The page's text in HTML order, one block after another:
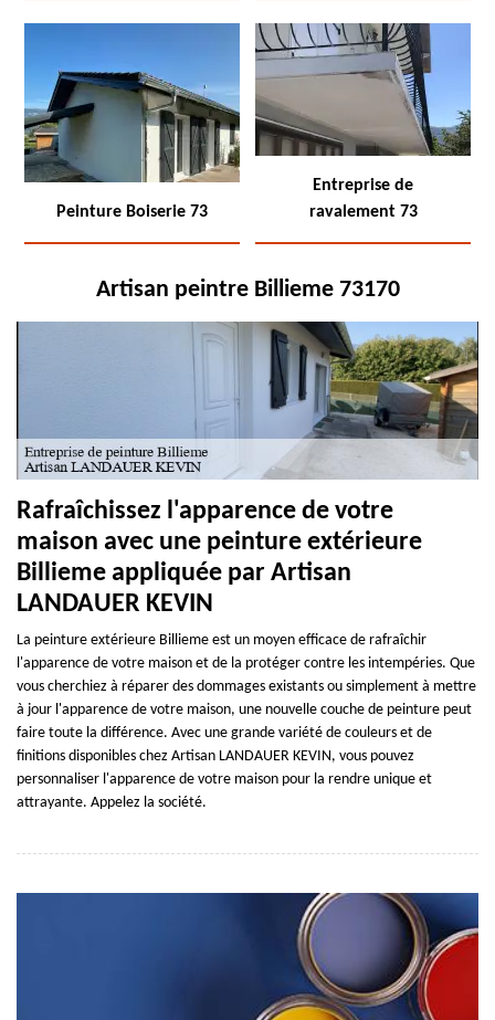
Peinture Boiserie 73
Entreprise de
ravalement 73
Artisan peintre Billieme 73170
Rafraîchissez l'apparence de votre
maison avec une peinture extérieure
Billieme appliquée par Artisan
LANDAUER KEVIN
La peinture extérieure Billieme est un moyen efficace de rafraîchir
l'apparence de votre maison et de la protéger contre les intempéries. Que
vous cherchiez à réparer des dommages existants ou simplement à mettre
à jour l'apparence de votre maison, une nouvelle couche de peinture peut
faire toute la différence. Avec une grande variété de couleurs et de
finitions disponibles chez Artisan LANDAUER KEVIN, vous pouvez
personnaliser l'apparence de votre maison pour la rendre unique et
attrayante. Appelez la société.